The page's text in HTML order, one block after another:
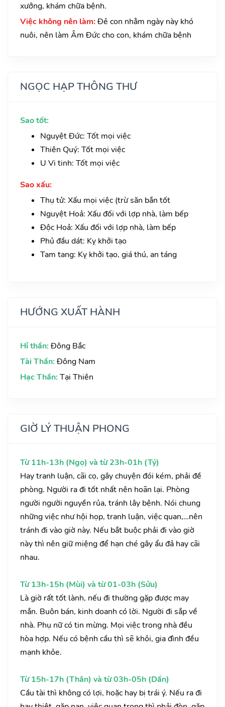
xưởng, khám chữa bệnh.
Việc không nên làm: Đẻ con nhằm ngày này khó
nuôi, nên làm Âm Đức cho con, khám chữa bệnh
NGỌC HẠP THÔNG THƯ
Sao tốt:
Nguyệt Đức: Tốt mọi việc
Thiên Quý: Tốt mọi việc
U Vi tinh: Tốt mọi việc
Sao xấu:
Thụ tử: Xấu mọi việc (trừ săn bắn tốt
Nguyệt Hoả: Xấu đối với lợp nhà, làm bếp
Độc Hoả: Xấu đối với lợp nhà, làm bếp
Phủ đầu dát: Kỵ khởi tạo
Tam tang: Kỵ khởi tạo, giá thú, an táng
HƯỚNG XUẤT HÀNH
Hỉ thần: Đông Bắc
Tài Thần: Đông Nam
Hạc Thần: Tại Thiên
GIỜ LÝ THUẬN PHONG
Từ 11h-13h (Ngọ) và từ 23h-01h (Tý)
Hay tranh luận, cãi cọ, gây chuyện đói kém, phải đề
phòng. Người ra đi tốt nhất nên hoãn lại. Phòng
người người nguyền rủa, tránh lây bệnh. Nói chung
những việc như hội họp, tranh luận, việc quan,…nên
tránh đi vào giờ này. Nếu bắt buộc phải đi vào giờ
này thì nên giữ miệng để hạn ché gây ẩu đả hay cãi
nhau.
Từ 13h-15h (Mùi) và từ 01-03h (Sửu)
Là giờ rất tốt lành, nếu đi thường gặp được may
mắn. Buôn bán, kinh doanh có lời. Người đi sắp về
nhà. Phụ nữ có tin mừng. Mọi việc trong nhà đều
hòa hợp. Nếu có bệnh cầu thì sẽ khỏi, gia đình đều
mạnh khỏe.
Từ 15h-17h (Thân) và từ 03h-05h (Dần)
Cầu tài thì không có lợi, hoặc hay bị trái ý. Nếu ra đi